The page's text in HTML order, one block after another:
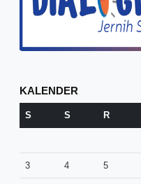
KALENDER
S S R
3 4 5